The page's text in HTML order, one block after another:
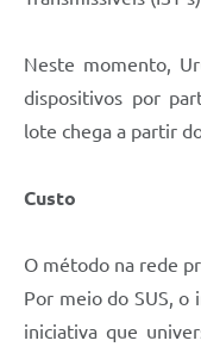
Neste momento,
dispositivos por
lote chega a partir
Custo
O método na rede
Por meio do SUS,
iniciativa que